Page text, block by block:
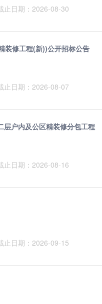
止日期：2026-08-30
装修工程(新))公开招标公告
止日期：2026-08-07
层户内及公区精装修分包工程
止日期：2026-08-16
止日期：2026-09-15